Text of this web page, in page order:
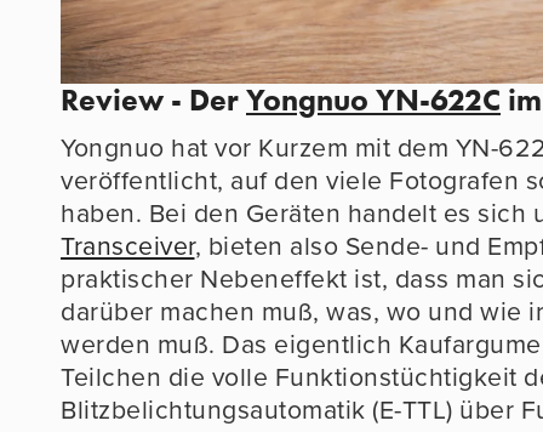
Review - Der Yongnuo YN-622C
Yongnuo hat vor Kurzem mit dem YN-
veröffentlicht, auf den viele Fotografen
haben. Bei den Geräten handelt es sich
Transceiver, bieten also Sende- und
praktischer Nebeneffekt ist, dass man
darüber machen muß, was, wo und wie
werden muß. Das eigentlich
Teilchen die volle Funktionstüchtigkeit
Blitzbelichtungsautomatik (E-TTL) über